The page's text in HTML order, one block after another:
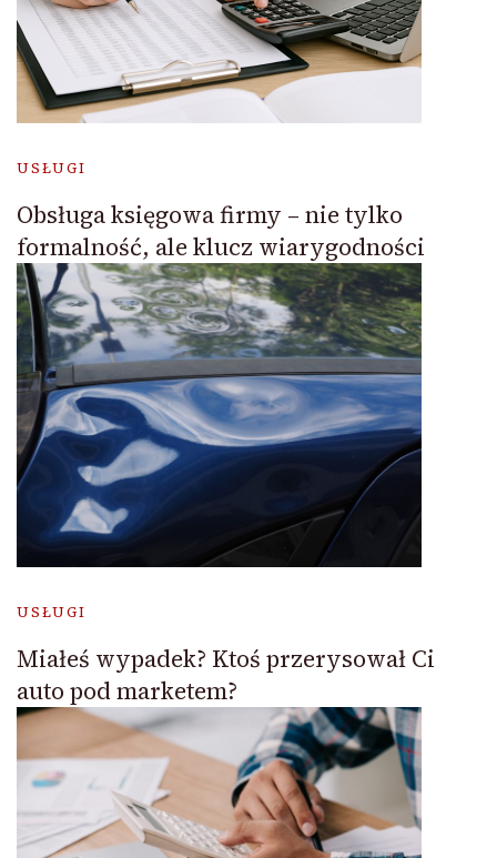
USŁUGI
Obsługa księgowa firmy – nie tylko
formalność, ale klucz wiarygodności
USŁUGI
Miałeś wypadek? Ktoś przerysował Ci
auto pod marketem?